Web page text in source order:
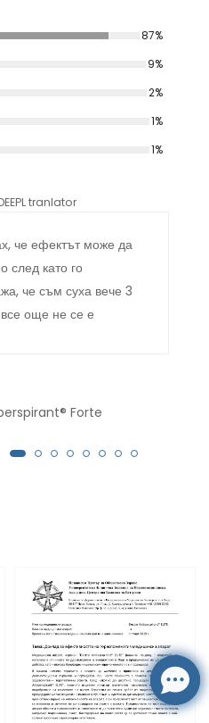
87%
9%
2%
1%
1%
tranlator
че ефектът може да
след като го
че съм суха вече 3
още не се е
Forte